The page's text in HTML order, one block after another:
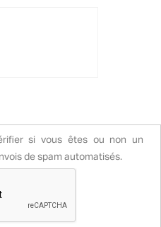
si vous êtes ou non un
de spam automatisés.